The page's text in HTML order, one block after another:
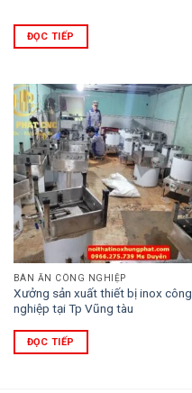
ĐỌC TIẾP
BÀN ĂN CÔNG NGHIỆP
Xưởng sản xuất thiết bị inox công
nghiệp tại Tp Vũng tàu
ĐỌC TIẾP